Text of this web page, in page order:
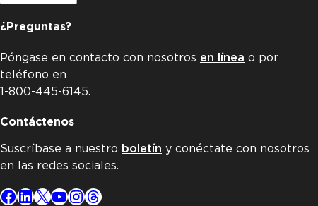
¿Preguntas?
Póngase en contacto con nosotros en línea o por
teléfono en
1-800-445-6145.
Contáctenos
Suscríbase a nuestro boletín y conéctate con nosotros
en las redes sociales.
Facebook
LinkedIn
X YouTube
Instagram
Threads